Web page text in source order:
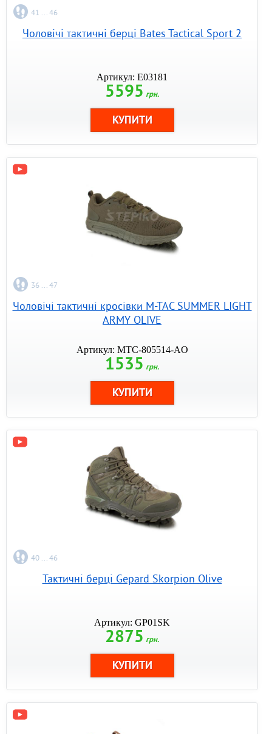
41 ... 46
Чоловічі тактичні берці Bates Tactical Sport 2
Артикул: E03181
5595 грн.
36 ... 47
Чоловічі тактичні кросівки M-TAC SUMMER LIGHT
ARMY OLIVE
Артикул: MTC-805514-AO
1535 грн.
40 ... 46
Тактичні берці Gepard Skorpion Olive
Артикул: GP01SK
2875 грн.